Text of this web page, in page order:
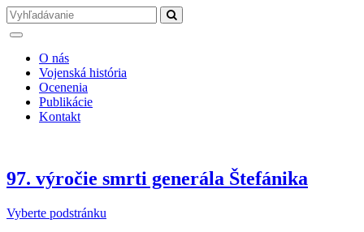
O nás
Vojenská história
Ocenenia
Publikácie
Kontakt
97. výročie smrti generála Štefánika
Vyberte podstránku